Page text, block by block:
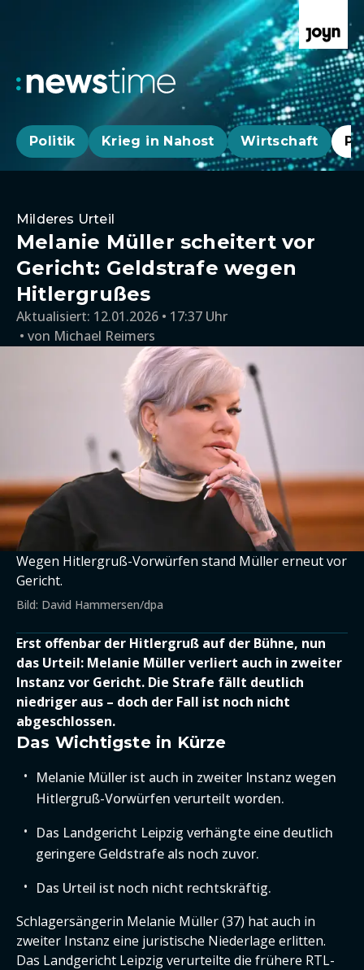
Politik Krieg in Nahost Wirtschaft
Milderes Urteil
Melanie Müller scheitert vor
Gericht: Geldstrafe wegen
Hitlergrußes
Aktualisiert: 12.01.2026 • 17:37 Uhr
von Michael Reimers
Wegen Hitlergruß-Vorwürfen stand Müller erneut vor
Gericht.
Bild: David Hammersen/dpa
Erst offenbar der Hitlergruß auf der Bühne, nun
das Urteil: Melanie Müller verliert auch in zweiter
Instanz vor Gericht. Die Strafe fällt deutlich
niedriger aus – doch der Fall ist noch nicht
abgeschlossen.
Das Wichtigste in Kürze
Melanie Müller ist auch in zweiter Instanz wegen
Hitlergruß-Vorwürfen verurteilt worden.
Das Landgericht Leipzig verhängte eine deutlich
geringere Geldstrafe als noch zuvor.
Das Urteil ist noch nicht rechtskräftig.
Schlagersängerin Melanie Müller (37) hat auch in
zweiter Instanz eine juristische Niederlage erlitten.
Das Landgericht Leipzig verurteilte die frühere RTL-